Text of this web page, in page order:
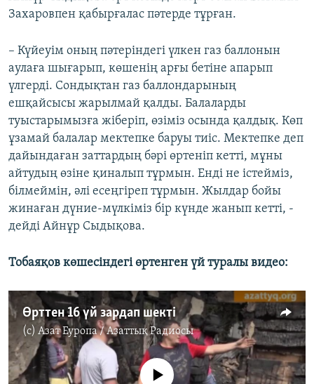
Захаровпен қабырғалас пәтерде тұрған.
– Күйеуім оның пәтеріндегі үлкен газ баллонын
аулаға шығарып, көшенің арғы бетіне апарып
үлгерді. Сондықтан газ баллондарының
ешқайсысы жарылмай қалды. Балаларды
туыстарымызға жіберіп, өзіміз осында қалдық. Көп
ұзамай балалар мектепке баруы тиіс. Мектепке деп
дайындаған заттардың бәрі өртеніп кетті, мұны
айтудың өзіне қиналып тұрмын. Енді не істейміз,
білмеймін, әлі есеңгіреп тұрмын. Жылдар бойы
жинаған дүние-мүлкіміз бір күнде жанып кетті, -
дейді Айнұр Сыдықова.
Тобаяқов көшесіндегі өртенген үй туралы видео:
Өрттен 16 үй зардап шекті
(c) Азат Еуропа / Азаттық Радиосы
No media source currently available